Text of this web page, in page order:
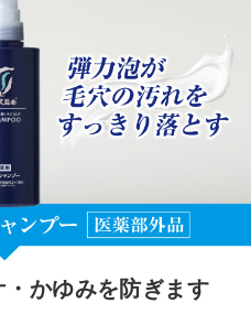
かゆみを防ぎます